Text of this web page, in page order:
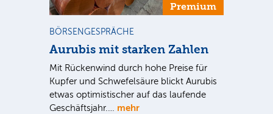
Premium
BÖRSENGESPRÄCHE
Aurubis mit starken Zahlen
Mit Rückenwind durch hohe Preise für
Kupfer und Schwefelsäure blickt Aurubis
etwas optimistischer auf das laufende
Geschäftsjahr.… mehr